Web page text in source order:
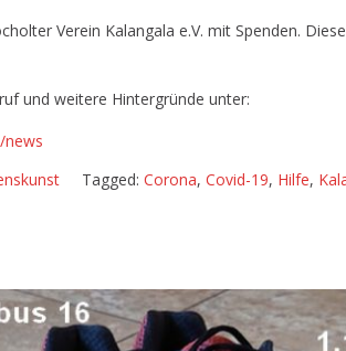
Verein Kalangala e.V. mit Spenden.
und weitere Hintergründe unter:
news
Tagged: Corona, Covid-19, Hilfe,